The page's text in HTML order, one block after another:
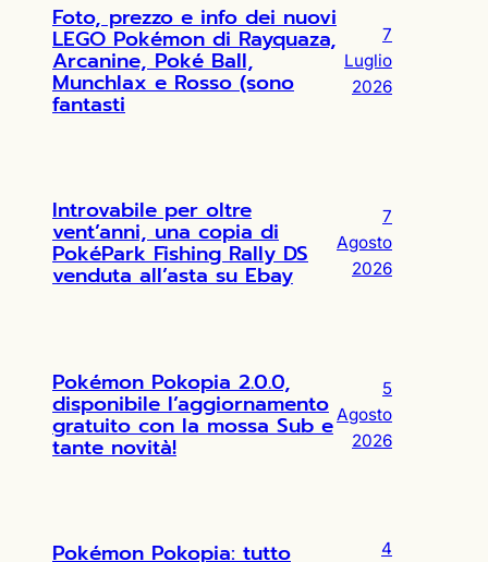
Foto, prezzo e info dei nuovi
LEGO Pokémon di Rayquaza,
Arcanine, Poké Ball,
Munchlax e Rosso (sono
fantasti
7
Luglio
2026
Introvabile per oltre
vent’anni, una copia di
PokéPark Fishing Rally DS
venduta all’asta su Ebay
7
Agosto
2026
Pokémon Pokopia 2.0.0,
disponibile l’aggiornamento
gratuito con la mossa Sub e
tante novità!
5
Agosto
2026
Pokémon Pokopia: tutto 4